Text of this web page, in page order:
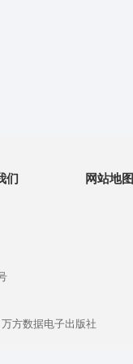
们 网站地图
方数据电子出版社